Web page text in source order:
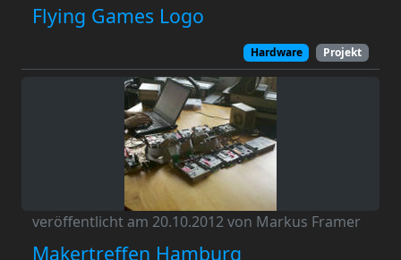
Flying Games Logo
Hardware Projekt
veröffentlicht am 20.10.2012 von Markus Framer
Makertreffen Hamburg